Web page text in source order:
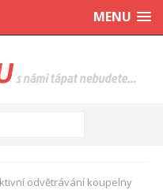
MENU
odvětrávání koupelny